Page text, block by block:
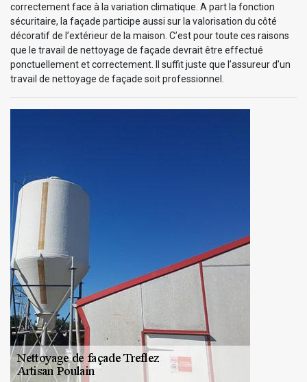
correctement face à la variation climatique. A part la fonction
sécuritaire, la façade participe aussi sur la valorisation du côté
décoratif de l’extérieur de la maison. C’est pour toute ces raisons
que le travail de nettoyage de façade devrait être effectué
ponctuellement et correctement. Il suffit juste que l’assureur d’un
travail de nettoyage de façade soit professionnel.